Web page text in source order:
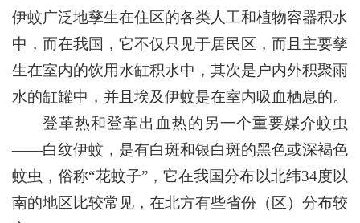
伊蚊广泛地孳生在住区的各类人工和植物容器积水
中，而在我国，它不仅只见于居民区，而且主要孳
生在室内的饮用水缸积水中，其次是户内外积聚雨
水的缸罐中，并且埃及伊蚊是在室内吸血栖息的。
登革热和登革出血热的另一个重要媒介蚊虫
——白纹伊蚊，是有白斑和银白斑的黑色或深褐色
蚊虫，俗称“花蚊子”，它在我国分布以北纬34度以
南的地区比较常见，在北方有些省份（区）分布较